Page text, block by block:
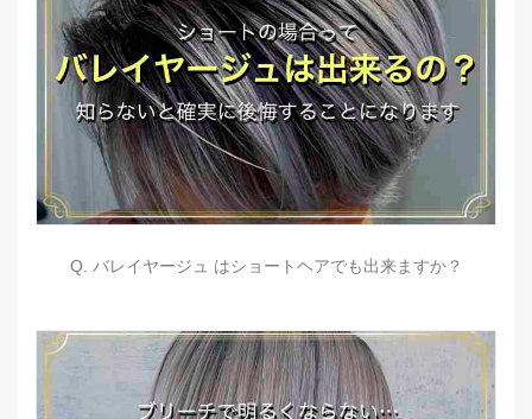
Q. バレイヤージュ はショートヘアでも出来ますか？